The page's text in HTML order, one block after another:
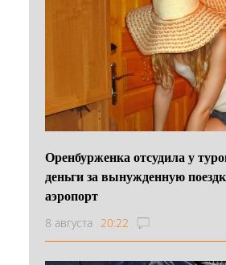
Оренбурженка отсудила у
деньги за вынужденную
аэропорт
8 августа 20:22